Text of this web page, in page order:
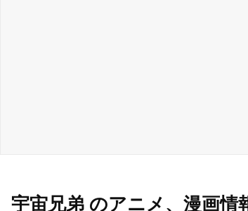
宇宙兄弟 のアニメ、漫画情